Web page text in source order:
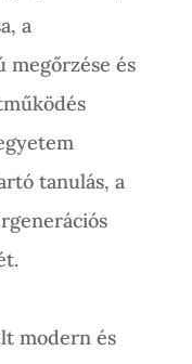
a
megőrzése és
tanulás, a
modern és